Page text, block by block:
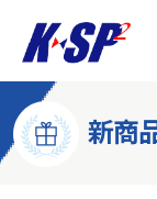
新商